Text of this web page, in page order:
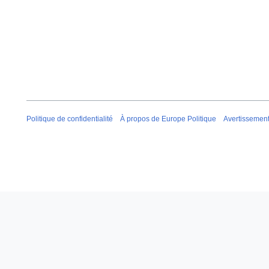
Politique de confidentialité À propos de Europe Politique